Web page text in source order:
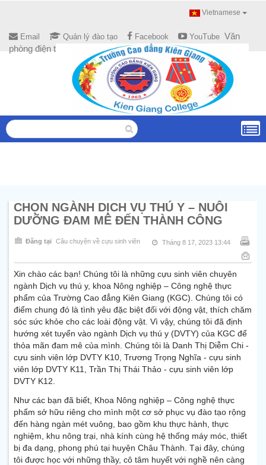
Vietnamese
Email Quản lý đào tạo Facebook YouTube Văn
phòng điện tử
CHỌN NGÀNH DỊCH VỤ THÚ Y – NUÔI
DƯỠNG ĐAM MÊ ĐẾN THÀNH CÔNG
Đăng tại Câu chuyện về cựu sinh viên Tháng 8 17, 2023 13:44
Xin chào các bạn! Chúng tôi là những cựu sinh viên chuyên
ngành Dịch vụ thú y, khoa Nông nghiệp – Công nghệ thực
phẩm của Trường Cao đẳng Kiên Giang (KGC). Chúng tôi có
điểm chung đó là tình yêu đặc biệt đối với động vật, thích chăm
sóc sức khỏe cho các loài động vật. Vì vậy, chúng tôi đã định
hướng xét tuyển vào ngành Dịch vụ thú y (DVTY) của KGC để
thỏa mãn đam mê của mình. Chúng tôi là Danh Thị Diễm Chi -
cựu sinh viên lớp DVTY K10, Trương Trọng Nghĩa - cựu sinh
viên lớp DVTY K11, Trần Thị Thái Thảo - cựu sinh viên lớp
DVTY K12.
Như các bạn đã biết, Khoa Nông nghiệp – Công nghệ thực
phẩm sở hữu riêng cho mình một cơ sở phục vụ đào tạo rộng
đến hàng ngàn mét vuông, bao gồm khu thực hành, thực
nghiệm, khu nông trại, nhà kính cùng hệ thống máy móc, thiết
bị đa dạng, phong phú tại huyện Châu Thành. Tại đây, chúng
tôi được học với những thầy, cô tâm huyết với nghề nên càng